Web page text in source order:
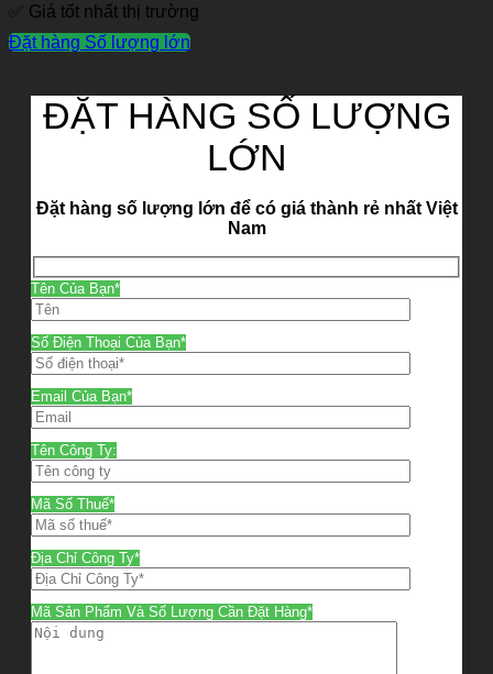
✅ Giá tốt nhất thị trường
Đặt hàng Số lượng lớn
ĐẶT HÀNG SỐ LƯỢNG
LỚN
Đặt hàng số lượng lớn để có giá thành rẻ nhất Việt
Nam
Tên Của Bạn*
Số Điện Thoại Của Bạn*
Email Của Bạn*
Tên Công Ty:
Mã Số Thuế*
Địa Chỉ Công Ty*
Mã Sản Phẩm Và Số Lượng Cần Đặt Hàng*